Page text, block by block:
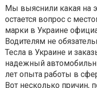
Мы выяснили какая на
остается вопрос с
марки в Украине
Водителям не
Тесла в Украине и
надежный
лет опыта работы в
Вот несколько причин,